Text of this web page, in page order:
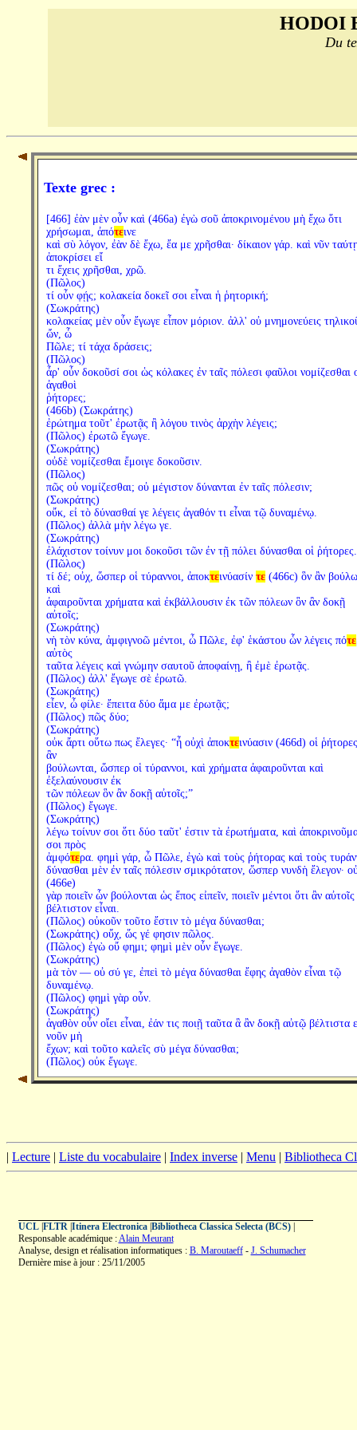
HODOI
Du
Texte grec :
[466] ἐὰν μὲν οὖν καὶ (466a) ἐγὼ σοῦ ἀποκρινομένου μὴ ἔχω ὅτι
χρήσωμαι, ἀπότεινε
καὶ σὺ λόγον, ἐὰν δὲ ἔχω, ἔα με χρῆσθαι· δίκαιον γάρ. καὶ νῦν
ἀποκρίσει εἴ
τι ἔχεις χρῆσθαι, χρῶ.
(Πῶλος)
τί οὖν φῄς; κολακεία δοκεῖ σοι εἶναι ἡ ῥητορική;
(Σωκράτης)
κολακείας μὲν οὖν ἔγωγε εἶπον μόριον. ἀλλ' οὐ μνημονεύεις
ὤν, ὦ
Πῶλε; τί τάχα δράσεις;
(Πῶλος)
ἆρ' οὖν δοκοῦσί σοι ὡς κόλακες ἐν ταῖς πόλεσι φαῦλοι νομίζεσθαι
ἀγαθοὶ
ῥήτορες;
(466b) (Σωκράτης)
ἐρώτημα τοῦτ' ἐρωτᾷς ἢ λόγου τινὸς ἀρχὴν λέγεις;
(Πῶλος) ἐρωτῶ ἔγωγε.
(Σωκράτης)
οὐδὲ νομίζεσθαι ἔμοιγε δοκοῦσιν.
(Πῶλος)
πῶς οὐ νομίζεσθαι; οὐ μέγιστον δύνανται ἐν ταῖς πόλεσιν;
(Σωκράτης)
οὔκ, εἰ τὸ δύνασθαί γε λέγεις ἀγαθόν τι εἶναι τῷ δυναμένῳ.
(Πῶλος) ἀλλὰ μὴν λέγω γε.
(Σωκράτης)
ἐλάχιστον τοίνυν μοι δοκοῦσι τῶν ἐν τῇ πόλει δύνασθαι οἱ ῥήτορες.
(Πῶλος)
τί δέ; οὐχ, ὥσπερ οἱ τύραννοι, ἀποκτεινύασίν τε(466c) ὃν ἂν
καὶ
ἀφαιροῦνται χρήματα καὶ ἐκβάλλουσιν ἐκ τῶν πόλεων ὃν ἂν δοκῇ
αὐτοῖς;
(Σωκράτης)
νὴ τὸν κύνα, ἀμφιγνοῶ μέντοι, ὦ Πῶλε, ἐφ' ἑκάστου ὧν λέγεις πότε
αὐτὸς
ταῦτα λέγεις καὶ γνώμην σαυτοῦ ἀποφαίνῃ, ἢ ἐμὲ ἐρωτᾷς.
(Πῶλος) ἀλλ' ἔγωγε σὲ ἐρωτῶ.
(Σωκράτης)
εἶεν, ὦ φίλε· ἔπειτα δύο ἅμα με ἐρωτᾷς;
(Πῶλος) πῶς δύο;
(Σωκράτης)
οὐκ ἄρτι οὕτω πως ἔλεγες· “ἦ οὐχὶ ἀποκτεινύασιν (466d) οἱ
ἂν
βούλωνται, ὥσπερ οἱ τύραννοι, καὶ χρήματα ἀφαιροῦνται καὶ
ἐξελαύνουσιν ἐκ
τῶν πόλεων ὃν ἂν δοκῇ αὐτοῖς;”
(Πῶλος) ἔγωγε.
(Σωκράτης)
λέγω τοίνυν σοι ὅτι δύο ταῦτ' ἐστιν τὰ ἐρωτήματα, καὶ
σοι πρὸς
ἀμφότερα. φημὶ γάρ, ὦ Πῶλε, ἐγὼ καὶ τοὺς ῥήτορας καὶ τοὺς
δύνασθαι μὲν ἐν ταῖς πόλεσιν σμικρότατον, ὥσπερ νυνδὴ ἔλεγον·
(466e)
γὰρ ποιεῖν ὧν βούλονται ὡς ἔπος εἰπεῖν, ποιεῖν μέντοι ὅτι ἂν
βέλτιστον εἶναι.
(Πῶλος) οὐκοῦν τοῦτο ἔστιν τὸ μέγα δύνασθαι;
(Σωκράτης) οὔχ, ὥς γέ φησιν πῶλος.
(Πῶλος) ἐγὼ οὔ φημι; φημὶ μὲν οὖν ἔγωγε.
(Σωκράτης)
μὰ τὸν — οὐ σύ γε, ἐπεὶ τὸ μέγα δύνασθαι ἔφης ἀγαθὸν εἶναι τῷ
δυναμένῳ.
(Πῶλος) φημὶ γὰρ οὖν.
(Σωκράτης)
ἀγαθὸν οὖν οἴει εἶναι, ἐάν τις ποιῇ ταῦτα ἃ ἂν δοκῇ αὐτῷ βέλτιστα
νοῦν μὴ
ἔχων; καὶ τοῦτο καλεῖς σὺ μέγα δύνασθαι;
(Πῶλος) οὐκ ἔγωγε.
| Lecture | Liste du vocabulaire | Index inverse | Menu | Bibliotheca
UCL| FLTR| Itinera Electronica| Bibliotheca Classica Selecta (BCS)|
Responsable académique :Alain Meurant
Analyse, design et réalisation informatiques : B. Maroutaeff- J. Schumacher
Dernière mise à jour : 25/11/2005